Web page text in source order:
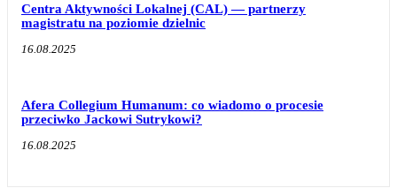
Centra Aktywności Lokalnej (CAL) — partnerzy
magistratu na poziomie dzielnic
16.08.2025
Afera Collegium Humanum: co wiadomo o procesie
przeciwko Jackowi Sutrykowi?
16.08.2025